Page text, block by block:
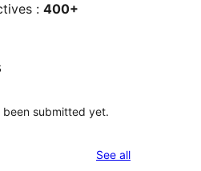
: 400+
been submitted yet.
See allreviews